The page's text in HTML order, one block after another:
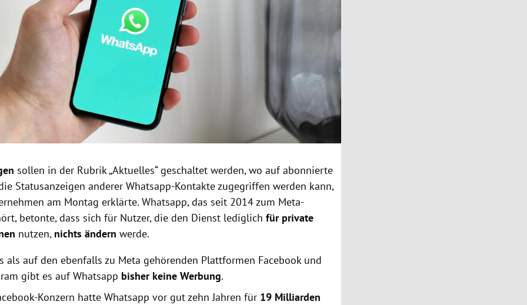
sollen in der Rubrik „Aktuelles“ geschaltet werden, wo auf abonnierte
Statusanzeigen anderer Whatsapp-Kontakte zugegriffen werden kann,
am Montag erklärte. Whatsapp, das seit 2014 zum Meta-
betonte, dass sich für Nutzer, die den Dienst lediglichfür private
nutzen, nichts ändernwerde.
als auf den ebenfalls zu Meta gehörenden Plattformen Facebook und
gibt es auf Whatsapp bisher keine Werbung.
Konzern hatte Whatsapp vor gut zehn Jahren für 19 Milliarden